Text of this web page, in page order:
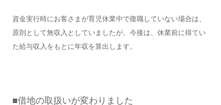
資金実行時にお客さまが育児休業中で復職していない場合は、
原則として無収入としていましたが、今後は、休業前に得てい
た給与収入をもとに年収を算出します。
■借地の取扱いが変わりました